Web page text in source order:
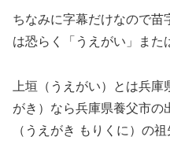
ちなみに字幕だけなので苗
は恐らく「うえがい」また
上垣（うえがい）とは兵
がき）なら兵庫県養父市の
（うえがき もりくに）の